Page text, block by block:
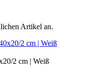
Artikel an.
2 cm | Weiß